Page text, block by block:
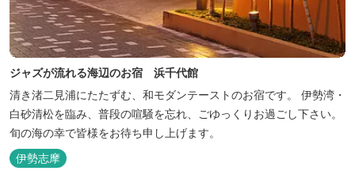
ジャズが流れる海辺のお宿 浜千代館
清き渚二見浦にたたずむ、和モダンテーストのお宿です。 伊勢湾・
白砂清松を臨み、普段の喧騒を忘れ、ごゆっくりお過ごし下さい。
旬の海の幸で皆様をお待ち申し上げます。
伊勢志摩